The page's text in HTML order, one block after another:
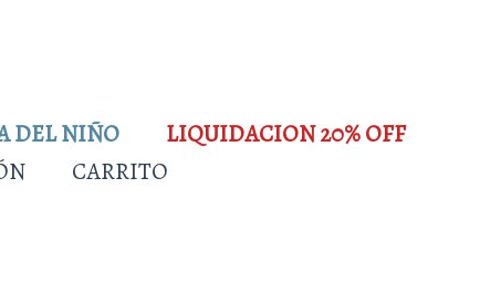
DEL NIÑO
LIQUIDACION 20% OFF
CARRITO